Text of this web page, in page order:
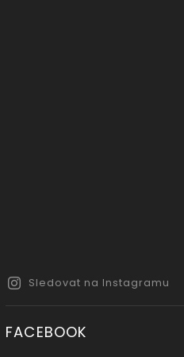
Sledovat na Instagramu
FACEBOOK